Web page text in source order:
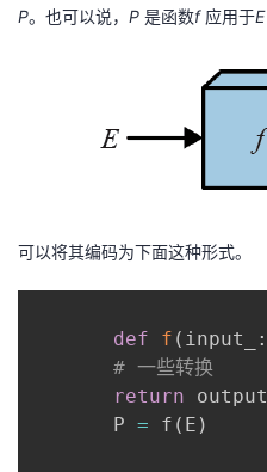
P。也可以说， P 是函数f 应用于E
可以将其编码为下面这种形式。
def f ( input_ :
# 一些转换
return output
       P
= f ( E )